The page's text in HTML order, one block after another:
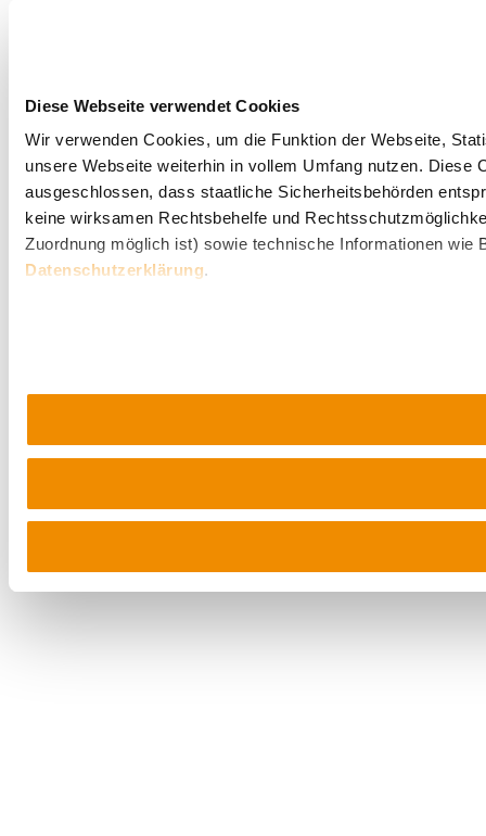
Diese Webseite verwendet Cookies
Wir verwenden Cookies, um die Funktion der Webseite,
unsere Webseite weiterhin in vollem Umfang nutzen.
ausgeschlossen, dass staatliche Sicherheitsbehörden
keine wirksamen Rechtsbehelfe und
Zuordnung möglich ist) sowie technische Informationen
Datenschutzerklärung.